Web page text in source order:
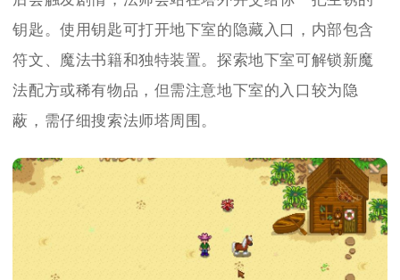
钥匙。使用钥匙可打开地下室的隐藏入口，内部包含
符文、魔法书籍和独特装置。探索地下室可解锁新魔
法配方或稀有物品，但需注意地下室的入口较为隐
蔽，需仔细搜索法师塔周围。